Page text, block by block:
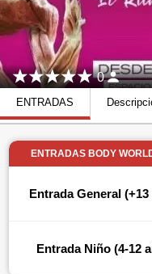
0
ENTRADAS
ENTRADAS BODY
Entrada General (+13
Entrada Niño (4-12